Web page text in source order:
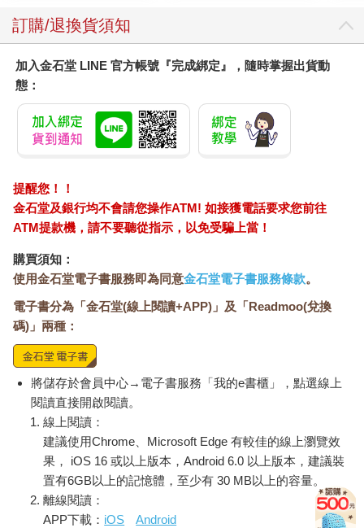
訂購/退換貨須知
加入金石堂 LINE 官方帳號『完成綁定』，隨時掌握出貨動
態：
提醒您！！
金石堂及銀行均不會請您操作ATM! 如接獲電話要求您前往
ATM提款機，請不要聽從指示，以免受騙上當！
購買須知：
使用金石堂電子書服務即為同意金石堂電子書服務條款。
電子書分為「金石堂(線上閱讀+APP)」及「Readmoo(兌換
碼)」兩種：
將儲存於會員中心→電子書服務「我的e書櫃」，點選線上
閱讀直接開啟閱讀。
線上閱讀：
建議使用Chrome、Microsoft Edge 有較佳的線上瀏覽效
果， iOS 16 或以上版本，Android 6.0 以上版本，建議裝
置有6GB以上的記憶體，至少有 30 MB以上的容量。
離線閱讀：
APP下載： iOS
Android